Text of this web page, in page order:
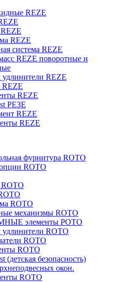
REZE
REZE
система REZE
REZE поворотные и
REZE
REZE
REZE
РЕЗЕ
REZE
REZE
фурнитура ROTO
ROTO
ROTO
механизмы ROTO
элементы РОТО
ROTO
ROTO
ROTO
безопасность)
окон.
ROTO